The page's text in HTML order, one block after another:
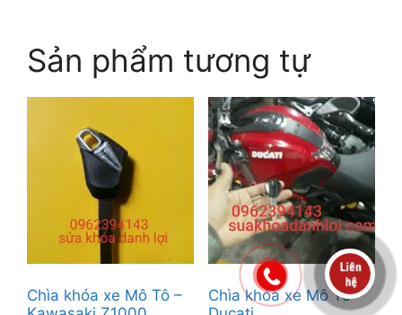
Sản phẩm tương tự
Chìa khóa xe Mô Tô –
Chìa khóa xe Mô Tô –